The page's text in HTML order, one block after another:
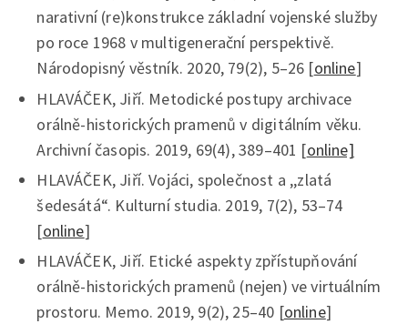
narativní (re)konstrukce základní vojenské služby
po roce 1968 v multigenerační perspektivě.
Národopisný věstník. 2020, 79(2), 5–26 [online]
HLAVÁČEK, Jiří. Metodické postupy archivace
orálně-historických pramenů v digitálním věku.
Archivní časopis. 2019, 69(4), 389–401 [online]
HLAVÁČEK, Jiří. Vojáci, společnost a ,,zlatá
šedesátá“. Kulturní studia. 2019, 7(2), 53–74
[online]
HLAVÁČEK, Jiří. Etické aspekty zpřístupňování
orálně-historických pramenů (nejen) ve virtuálním
prostoru. Memo. 2019, 9(2), 25–40 [online]